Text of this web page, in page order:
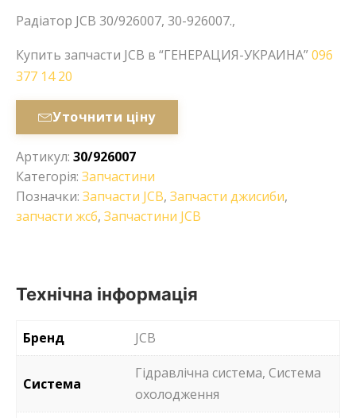
Радіатор JCB 30/926007, 30-926007.,
Купить запчасти JCB в “ГЕНЕРАЦИЯ-УКРАИНА”096
377 14 20
Уточнити ціну
Артикул: 30/926007
Категорія: Запчастини
Позначки: Запчасти JCB, Запчасти джисиби,
запчасти жсб, Запчастини JCB
Технічна інформація
Бренд JCB
Система
Гідравлічна система, Система
охолодження